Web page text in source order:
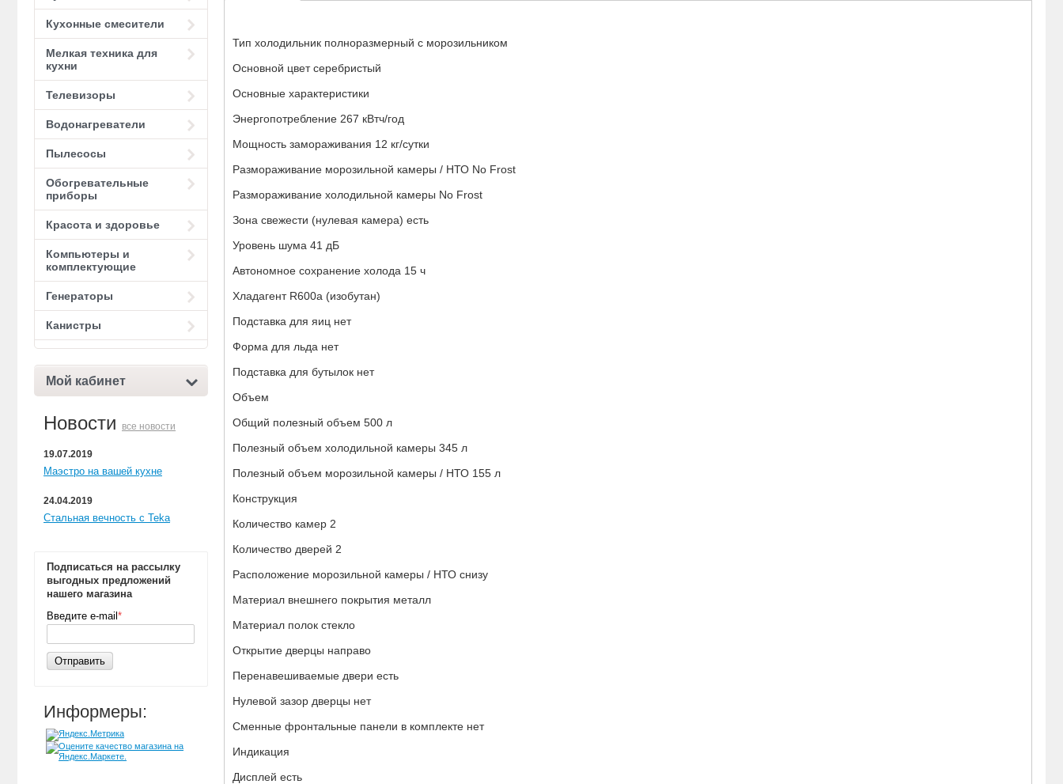
Кухонные смесители
Мелкая техника для
кухни
Телевизоры
Водонагреватели
Пылесосы
Обогревательные
приборы
Красота и здоровье
Компьютеры и
комплектующие
Генераторы
Канистры
Мой кабинет
Новости все новости
19.07.2019
Маэстро на вашей кухне
24.04.2019
Стальная вечность с Teka
Подписаться на рассылку
выгодных предложений
нашего магазина
Введите e-mail *
Отправить
Информеры:
Тип холодильник полноразмерный с морозильником
Основной цвет серебристый
Основные характеристики
Энергопотребление 267 кВтч/год
Мощность замораживания 12 кг/сутки
Размораживание морозильной камеры / НТО No Frost
Размораживание холодильной камеры No Frost
Зона свежести (нулевая камера) есть
Уровень шума 41 дБ
Автономное сохранение холода 15 ч
Хладагент R600a (изобутан)
Подставка для яиц нет
Форма для льда нет
Подставка для бутылок нет
Объем
Общий полезный объем 500 л
Полезный объем холодильной камеры 345 л
Полезный объем морозильной камеры / НТО 155 л
Конструкция
Количество камер 2
Количество дверей 2
Расположение морозильной камеры / НТО снизу
Материал внешнего покрытия металл
Материал полок стекло
Открытие дверцы направо
Перенавешиваемые двери есть
Нулевой зазор дверцы нет
Сменные фронтальные панели в комплекте нет
Индикация
Дисплей есть